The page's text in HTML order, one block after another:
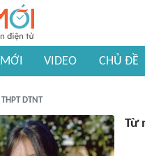
MỚI VIDEO CHỦ ĐỀ
THPT DTNT
Từ